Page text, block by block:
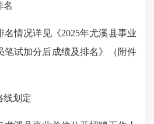
情况详见《2025年尤溪县事业
笔试加分后成绩及排名》（附件
划定